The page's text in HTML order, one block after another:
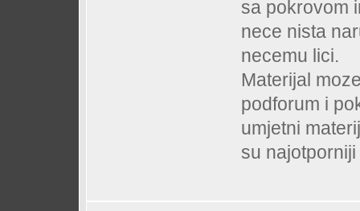
sa pokrovom
nece nista
necemu lici.
Materijal
podforum i
umjetni
su